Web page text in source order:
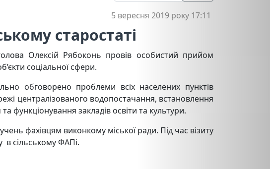
5 вересня 2019 року 17:11
старостаті
Олексій Рябоконь провів особистий прийом
соціальної сфери.
обговорено проблеми всіх населених пунктів
централізованого водопостачання, встановлення
функціонування закладів освіти та культури.
фахівцям виконкому міської ради. Під час візиту
в сільському ФАПі.